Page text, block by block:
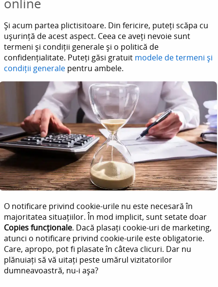
online
Și acum partea plictisitoare. Din fericire, puteți scăpa cu
ușurință de acest aspect. Ceea ce aveți nevoie sunt
termeni și condiții generale și o politică de
confidențialitate. Puteți găsi gratuit modele de termeni și
condiții generale pentru ambele.
O notificare privind cookie-urile nu este necesară în
majoritatea situațiilor. În mod implicit, sunt setate doar
Copies funcționale. Dacă plasați cookie-uri de marketing,
atunci o notificare privind cookie-urile este obligatorie.
Care, apropo, pot fi plasate în câteva clicuri. Dar nu
plănuiați să vă uitați peste umărul vizitatorilor
dumneavoastră, nu-i așa?